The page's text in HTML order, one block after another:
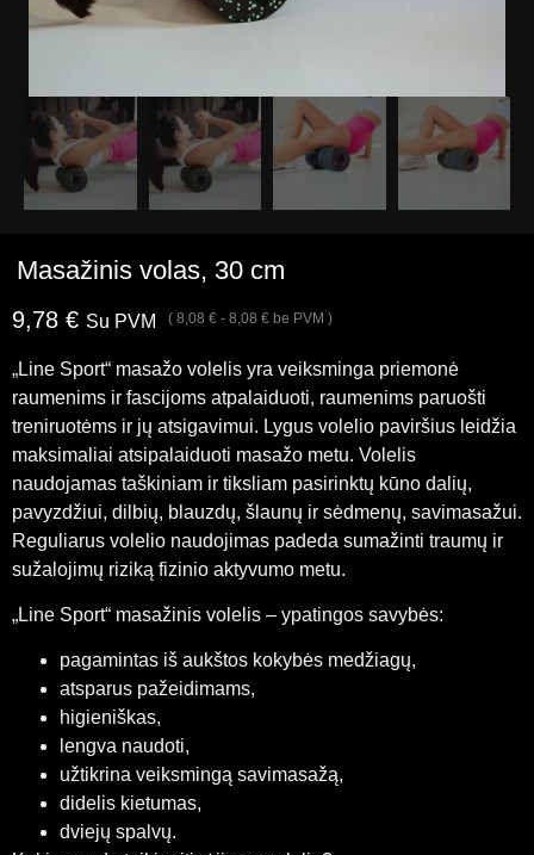
Masažinis volas, 30 cm
9,78 € Su PVM ( 8,08 € - 8,08 € be PVM )
„Line Sport“ masažo volelis yra veiksminga priemonė
raumenims ir fascijoms atpalaiduoti, raumenims paruošti
treniruotėms ir jų atsigavimui. Lygus volelio paviršius leidžia
maksimaliai atsipalaiduoti masažo metu. Volelis
naudojamas taškiniam ir tiksliam pasirinktų kūno dalių,
pavyzdžiui, dilbių, blauzdų, šlaunų ir sėdmenų, savimasažui.
Reguliarus volelio naudojimas padeda sumažinti traumų ir
sužalojimų riziką fizinio aktyvumo metu.
„Line Sport“ masažinis volelis – ypatingos savybės:
pagamintas iš aukštos kokybės medžiagų,
atsparus pažeidimams,
higieniškas,
lengva naudoti,
užtikrina veiksmingą savimasažą,
didelis kietumas,
dviejų spalvų.